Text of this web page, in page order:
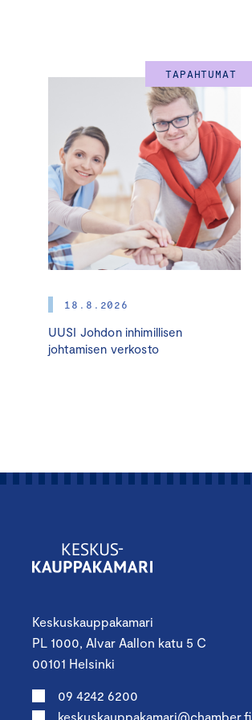
TAPAHTUMAT
18.8.2026
UUSI Johdon inhimillisen
johtamisen verkosto
Keskuskauppakamari
PL 1000, Alvar Aallon katu 5 C
00101 Helsinki
09 4242 6200
keskuskauppakamari@chamber.fi